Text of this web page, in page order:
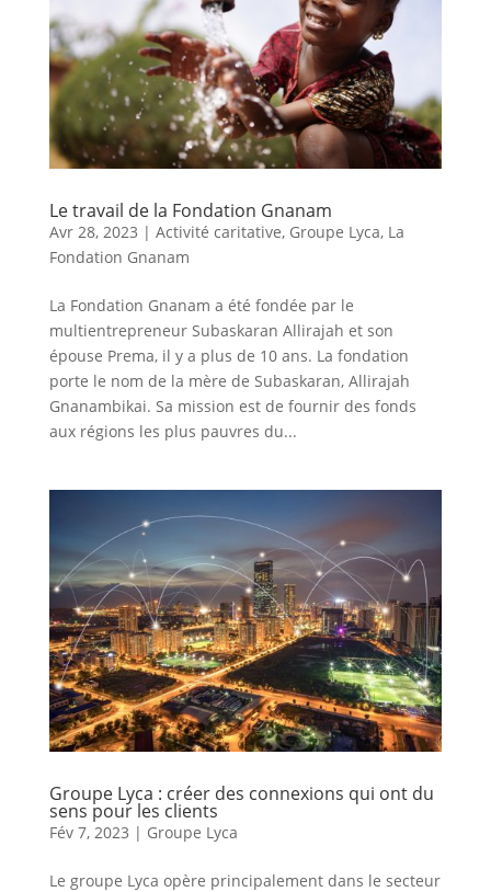
Le travail de la Fondation Gnanam
Avr 28, 2023 | Activité caritative, Groupe Lyca, La
Fondation Gnanam
La Fondation Gnanam a été fondée par le
multientrepreneur Subaskaran Allirajah et son
épouse Prema, il y a plus de 10 ans. La fondation
porte le nom de la mère de Subaskaran, Allirajah
Gnanambikai. Sa mission est de fournir des fonds
aux régions les plus pauvres du...
Groupe Lyca : créer des connexions qui ont du
sens pour les clients
Fév 7, 2023 | Groupe Lyca
Le groupe Lyca opère principalement dans le secteur